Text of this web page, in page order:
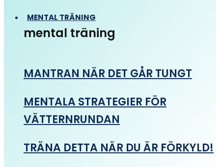
MENTAL TRÄNING
mental träning
MANTRAN NÄR DET GÅR TUNGT
MENTALA STRATEGIER FÖR
VÄTTERNRUNDAN
TRÄNA DETTA NÄR DU ÄR FÖRKYLD!